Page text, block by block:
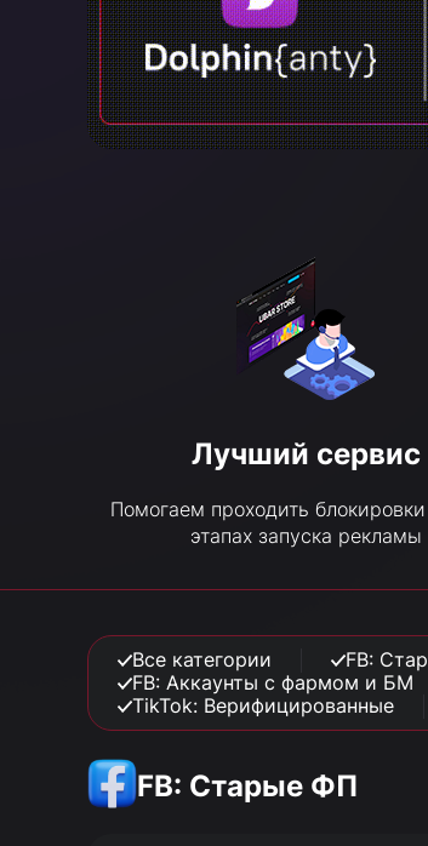
Лучший сервис
Помогаем проходить
этапах запуска рекламы
Все категории FB:
FB: Аккаунты с фармом и БМ
TikTok: Верифицированные
FB: Старые ФП